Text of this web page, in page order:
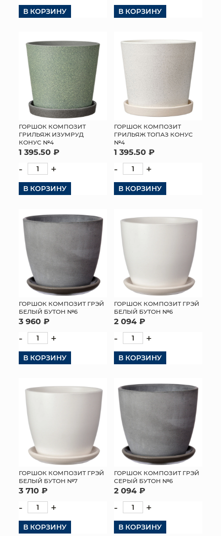
В КОРЗИНУ В КОРЗИНУ
ГОРШОК КОМПОЗИТ
ГРИЛЬЯЖ ИЗУМРУД
КОНУС №4
1 395.50 ₽
- +
В КОРЗИНУ
ГОРШОК КОМПОЗИТ
ГРИЛЬЯЖ ТОПАЗ КОНУС
№4
1 395.50 ₽
- +
В КОРЗИНУ
ГОРШОК КОМПОЗИТ ГРЭЙ
БЕЛЫЙ БУТОН №6
3 960 ₽
- +
В КОРЗИНУ
ГОРШОК КОМПОЗИТ ГРЭЙ
БЕЛЫЙ БУТОН №6
2 094 ₽
- +
В КОРЗИНУ
ГОРШОК КОМПОЗИТ ГРЭЙ
БЕЛЫЙ БУТОН №7
3 710 ₽
- +
В КОРЗИНУ
ГОРШОК КОМПОЗИТ ГРЭЙ
СЕРЫЙ БУТОН №6
2 094 ₽
- +
В КОРЗИНУ